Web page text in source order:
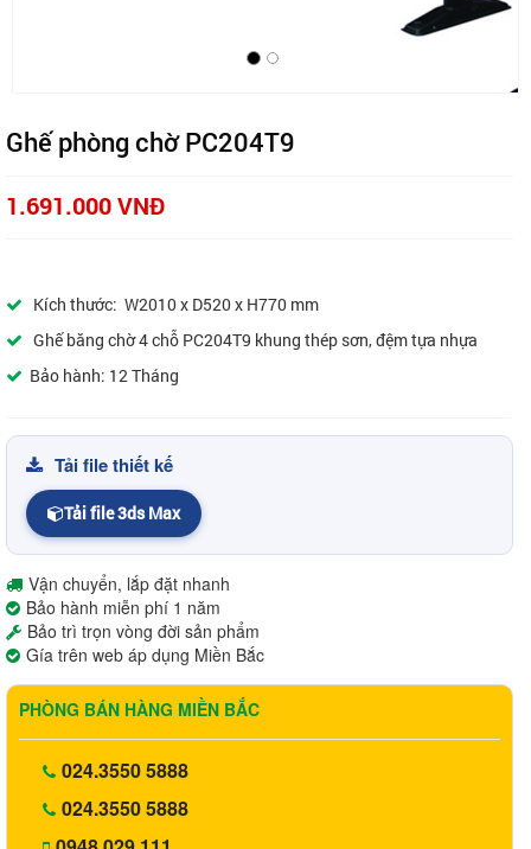
Ghế phòng chờ PC204T9
1.691.000 VNĐ
Kích thước: W2010 x D520 x H770 mm
Ghế băng chờ 4 chỗ PC204T9 khung thép sơn, đệm tựa nhựa
Bảo hành: 12 Tháng
Tải file thiết kế
Tải file 3ds Max
Vận chuyển, lắp đặt nhanh
Bảo hành miễn phí 1 năm
Bảo trì trọn vòng đời sản phẩm
Gía trên web áp dụng Miền Bắc
PHÒNG BÁN HÀNG MIỀN BẮC
024.3550 5888
024.3550 5888